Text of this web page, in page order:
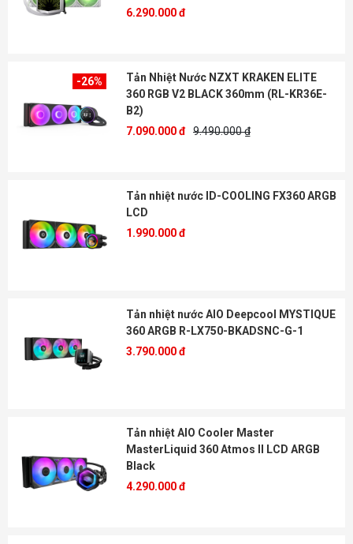
6.290.000 đ
-26%
Tản Nhiệt Nước NZXT KRAKEN ELITE
360 RGB V2 BLACK 360mm (RL-KR36E-
B2)
7.090.000 đ 9.490.000 ₫
Tản nhiệt nước ID-COOLING FX360 ARGB
LCD
1.990.000 đ
Tản nhiệt nước AIO Deepcool MYSTIQUE
360 ARGB R-LX750-BKADSNC-G-1
3.790.000 đ
Tản nhiệt AIO Cooler Master
MasterLiquid 360 Atmos II LCD ARGB
Black
4.290.000 đ